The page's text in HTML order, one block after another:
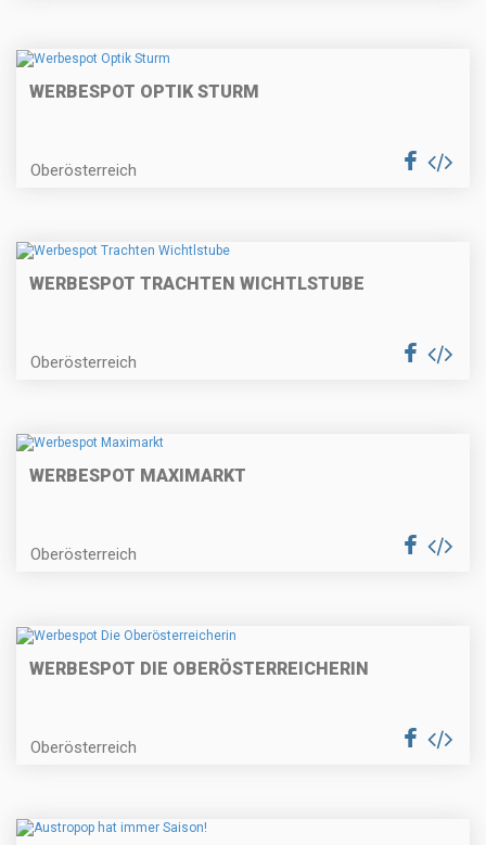
WERBESPOT OPTIK STURM
Oberösterreich
WERBESPOT TRACHTEN WICHTLSTUBE
Oberösterreich
WERBESPOT MAXIMARKT
Oberösterreich
WERBESPOT DIE OBERÖSTERREICHERIN
Oberösterreich